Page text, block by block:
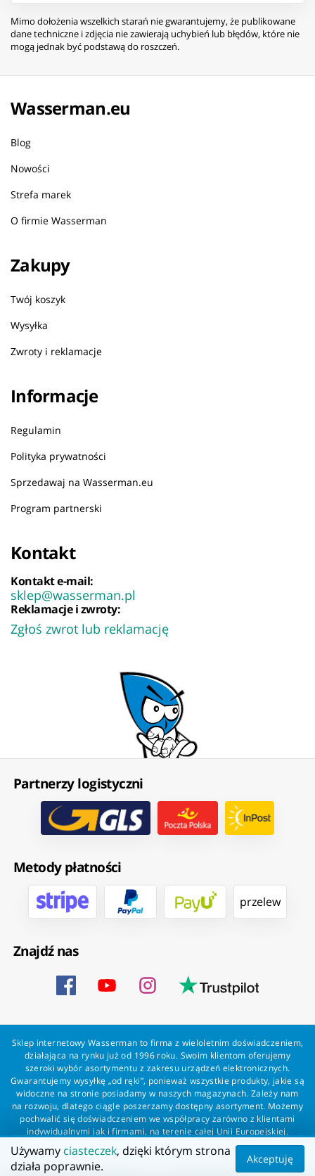
Mimo dołożenia wszelkich starań nie gwarantujemy, że publikowane
dane techniczne i zdjęcia nie zawierają uchybień lub błędów, które nie
mogą jednak być podstawą do roszczeń.
Wasserman.eu
Blog
Nowości
Strefa marek
O firmie Wasserman
Zakupy
Twój koszyk
Wysyłka
Zwroty i reklamacje
Informacje
Regulamin
Polityka prywatności
Sprzedawaj na Wasserman.eu
Program partnerski
Kontakt
Kontakt e-mail:
sklep@wasserman.pl
Reklamacje i zwroty:
Zgłoś zwrot lub reklamację
Partnerzy logistyczni
Metody płatności
przelew
Znajdź nas
Sklep internetowy Wasserman to firma z wieloletnim doświadczeniem,
działająca na rynku już od 1996 roku. Swoim klientom oferujemy
szeroki wybór asortymentu z zakresu urządzeń elektronicznych.
Gwarantujemy wysyłkę „od ręki”, ponieważ wszystkie produkty, jakie są
widoczne na stronie posiadamy w naszych magazynach. Zależy nam
na rozwoju, dlatego ciągle poszerzamy dostępny asortyment. Możemy
pochwalić się doświadczeniem we współpracy zarówno z klientami
indywidualnymi jak i firmami, na terenie całej Unii Europejskiej.
Zapewniamy profesjonalną obsługę każdego klienta oraz szybką i
bezproblemową realizację zamówień. Wasserman - wszystko dla
Używamy ciasteczek, dzięki którym strona
działa poprawnie.
Akceptuję